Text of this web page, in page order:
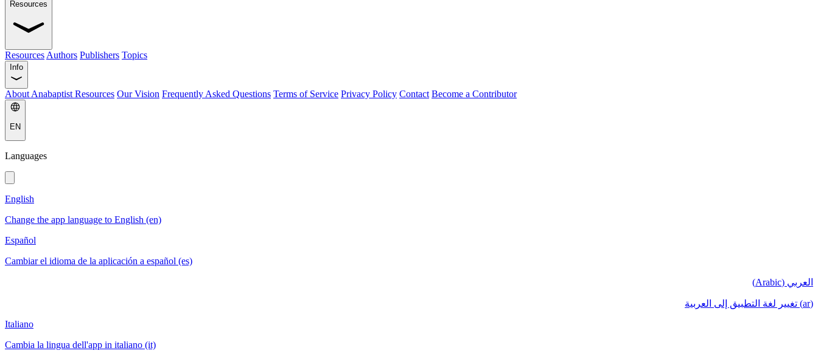
Resources
Resources Authors Publishers Topics
Info
About Anabaptist Resources Our Vision Frequently Asked Questions Terms of Service Privacy Policy Contact Become a Contributor
EN
Languages
English
Change the app language to English (en)
Español
Cambiar el idioma de la aplicación a español (es)
العربي (Arabic)
(ar) تغيير لغة التطبيق إلى العربية
Italiano
Cambia la lingua dell'app in italiano (it)